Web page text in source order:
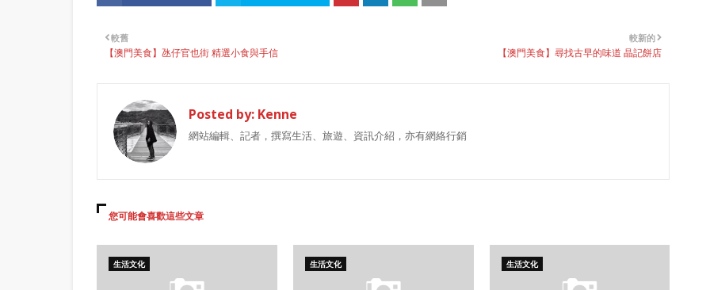
較新的
【澳門美食】尋找古早的味道 晶記餅店
較舊
【澳門美食】氹仔官也街 精選小食與手信
Posted by: Kenne
網站編輯、記者，撰寫生活、旅遊、資訊介紹，亦有網絡行銷
您可能會喜歡這些文章
生活文化 生活文化 生活文化